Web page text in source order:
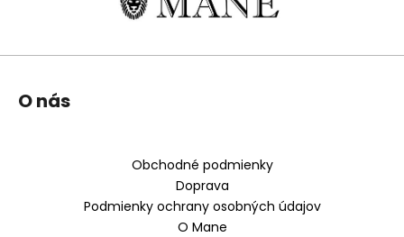
O nás
Obchodné podmienky
Doprava
Podmienky ochrany osobných údajov
O Mane